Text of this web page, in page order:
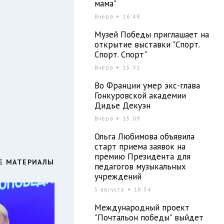
МАТЕРИАЛЫ
мама"
Вчера 16:48
Музей Победы приглашает на
открытие выставки "Спорт.
Спорт. Спорт"
Вчера 15:31
Во Франции умер экс-глава
Гонкуровской академии
Дидье Декуэн
Вчера 15:09
Ольга Любимова объявила
старт приема заявок на
премию Президента для
педагогов музыкальных
учреждений
5 августа 18:54
Международный проект
"Почтальон победы" выйдет